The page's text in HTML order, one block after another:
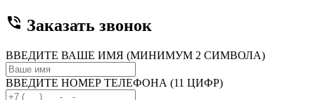
phone_in_talk Заказать звонок
ВВЕДИТЕ ВАШЕ ИМЯ (МИНИМУМ 2 СИМВОЛА)
ВВЕДИТЕ НОМЕР ТЕЛЕФОНА (11 ЦИФР)